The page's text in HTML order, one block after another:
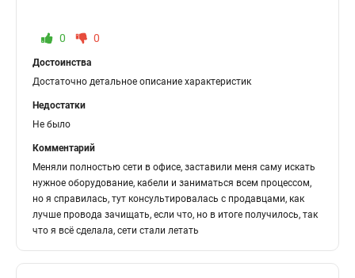
0 0
Достоинства
Достаточно детальное описание характеристик
Недостатки
Не было
Комментарий
Меняли полностью сети в офисе, заставили меня саму искать
нужное оборудование, кабели и заниматься всем процессом,
но я справилась, тут консультировалась с продавцами, как
лучше провода зачищать, если что, но в итоге получилось, так
что я всё сделала, сети стали летать